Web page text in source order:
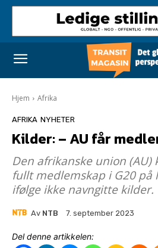
Hjem Afrika
AFRIKA NYHETER
Kilder: – AU får
Den afrikanske union (AU)
fullt medlemskap i G20 på
ifølge ikke navngitte kilder.
Av NTB 7. september 2023
Del denne artikkelen: